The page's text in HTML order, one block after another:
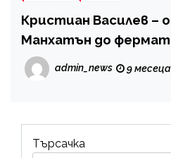
Кристиан Василев –
Манхатън до
Аканджиев
admin_news 9
Търсачка